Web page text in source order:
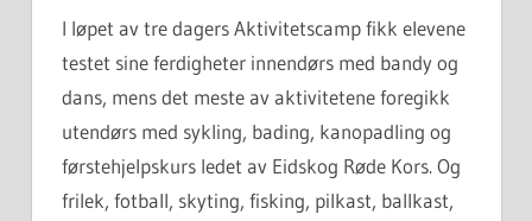
I løpet av tre dagers Aktivitetscamp fikk elevene
testet sine ferdigheter innendørs med bandy og
dans, mens det meste av aktivitetene foregikk
utendørs med sykling, bading, kanopadling og
førstehjelpskurs ledet av Eidskog Røde Kors. Og
frilek, fotball, skyting, fisking, pilkast, ballkast,